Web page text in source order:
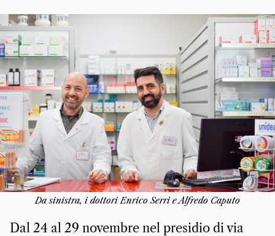
Da sinistra, i dottori Enrico Serri e Alfredo Caputo
Dal 24 al 29 novembre nel presidio di via